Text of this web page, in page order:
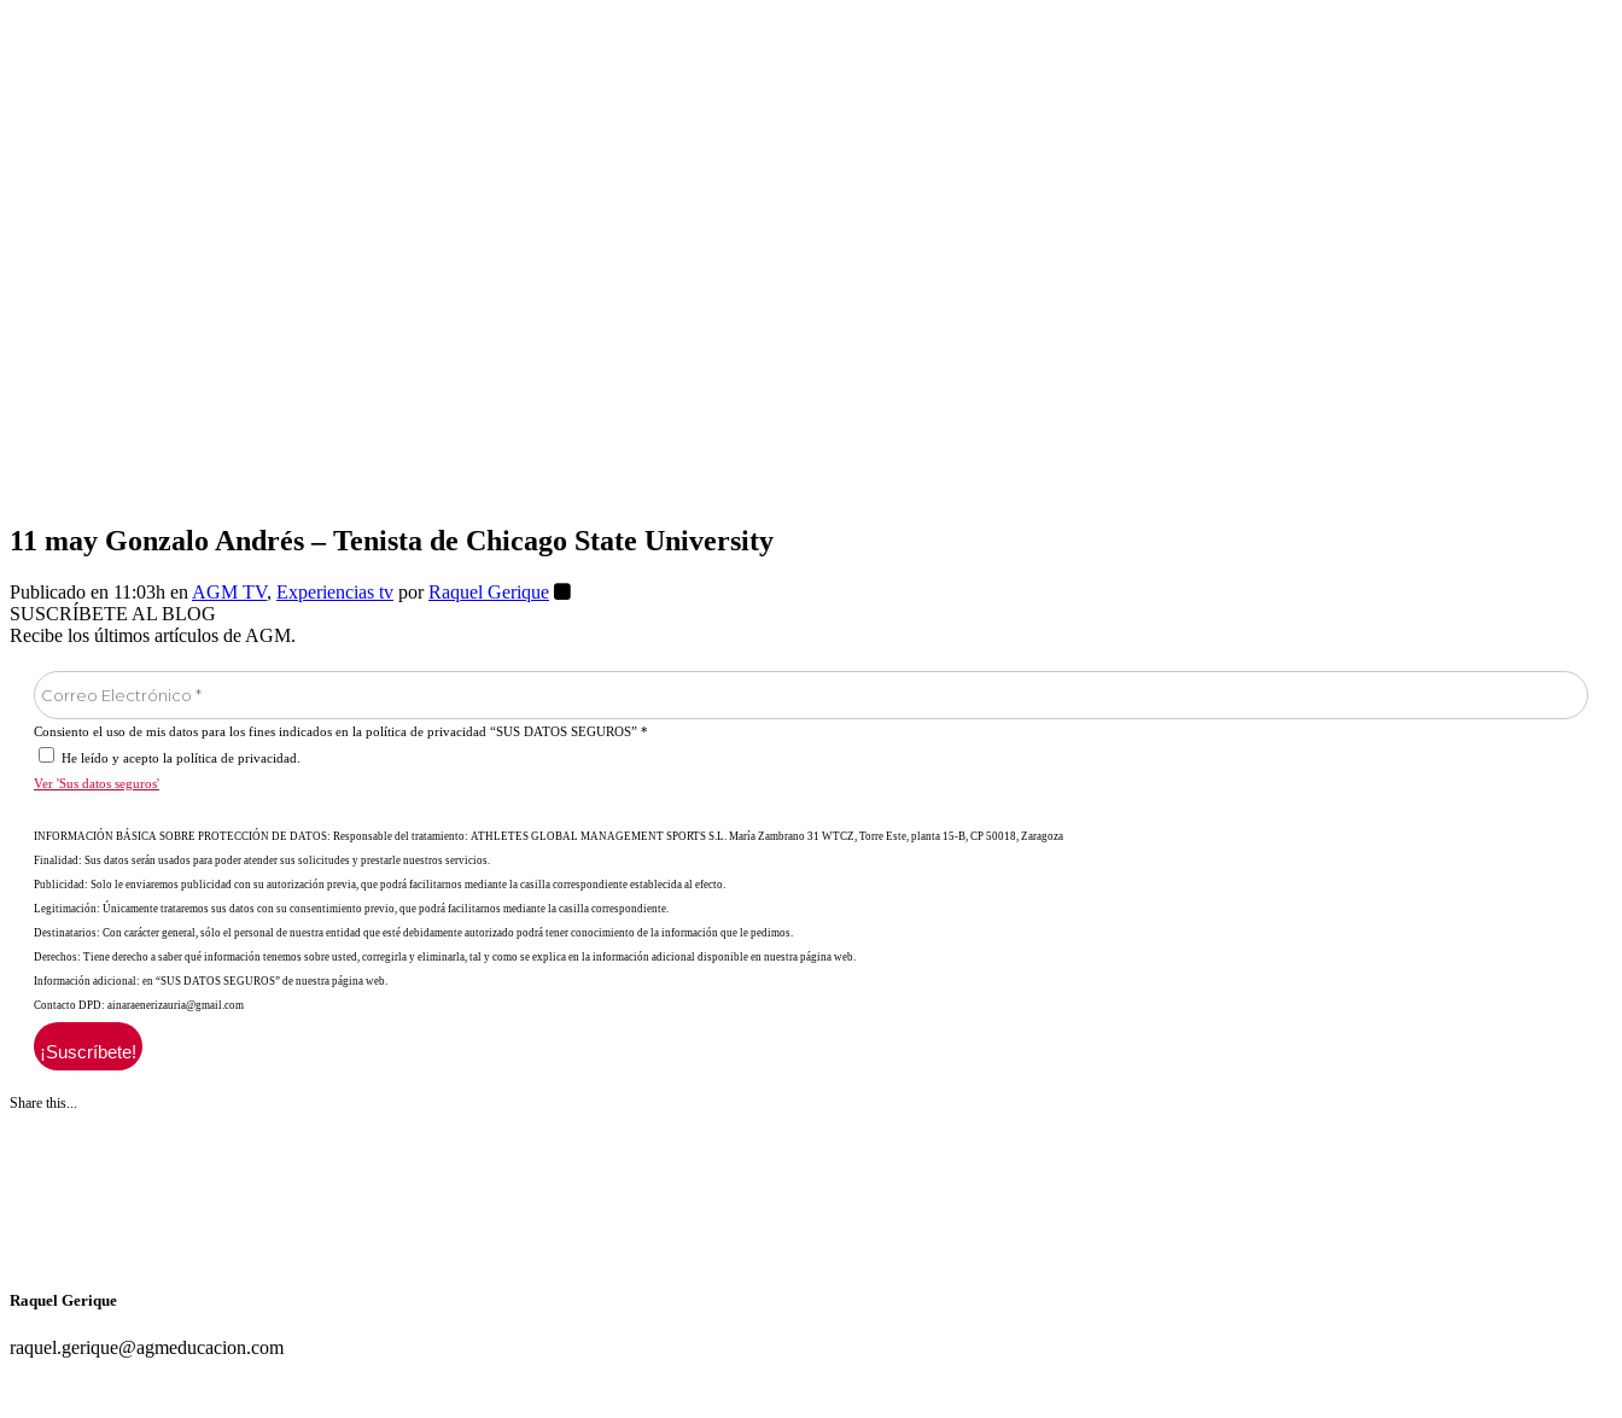
11 may Gonzalo Andrés – Tenista de Chicago State University
Publicado en 11:03h en AGM TV, Experiencias tv porRaquel Gerique
SUSCRÍBETE AL BLOG
Recibe los últimos artículos de AGM.
Consiento el uso de mis datos para los fines indicados en la política de privacidad “SUS DATOS SEGUROS” *
He leído y acepto la política de privacidad.
Ver 'Sus datos seguros'
INFORMACIÓN BÁSICA SOBRE PROTECCIÓN DE DATOS: Responsable del tratamiento: ATHLETES GLOBAL MANAGEMENT SPORTS S.L. María Zambrano 31 WTCZ, Torre Este, planta 15-B, CP 50018, Zaragoza
Finalidad: Sus datos serán usados para poder atender sus solicitudes y prestarle nuestros servicios.
Publicidad: Solo le enviaremos publicidad con su autorización previa, que podrá facilitarnos mediante la casilla correspondiente establecida al efecto.
Legitimación: Únicamente trataremos sus datos con su consentimiento previo, que podrá facilitarnos mediante la casilla correspondiente.
Destinatarios: Con carácter general, sólo el personal de nuestra entidad que esté debidamente autorizado podrá tener conocimiento de la información que le pedimos.
Derechos: Tiene derecho a saber qué información tenemos sobre usted, corregirla y eliminarla, tal y como se explica en la información adicional disponible en nuestra página web.
Información adicional: en “SUS DATOS SEGUROS” de nuestra página web.
Contacto DPD: ainaraenerizauria@gmail.com
Share this...
Raquel Gerique
raquel.gerique@agmeducacion.com